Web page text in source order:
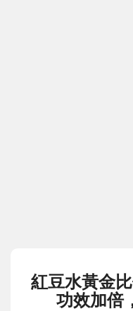
紅豆水黃金
功效加倍